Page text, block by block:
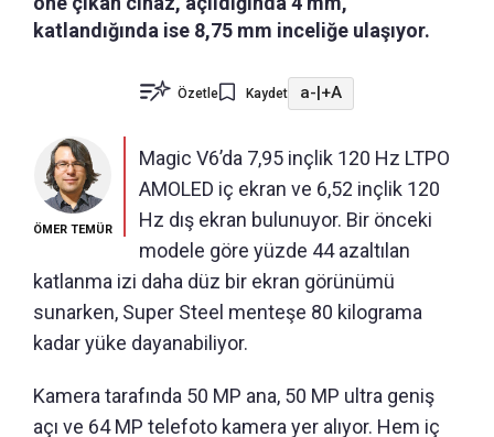
katlandığında ise 8,75 mm inceliğe ulaşıyor.
Özetle Kaydet a-|+A
ÖMER TEMÜR
Magic V6’da 7,95 inçlik 120 Hz LTPO
AMOLED iç ekran ve 6,52 inçlik 120
Hz dış ekran bulunuyor. Bir önceki
modele göre yüzde 44 azaltılan
katlanma izi daha düz bir ekran görünümü
sunarken, Super Steel menteşe 80 kilograma
kadar yüke dayanabiliyor.
Kamera tarafında 50 MP ana, 50 MP ultra geniş
açı ve 64 MP telefoto kamera yer alıyor. Hem iç